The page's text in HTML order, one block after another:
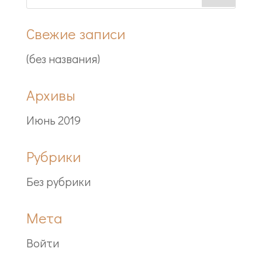
Свежие записи
(без названия)
Архивы
Июнь 2019
Рубрики
Без рубрики
Мета
Войти